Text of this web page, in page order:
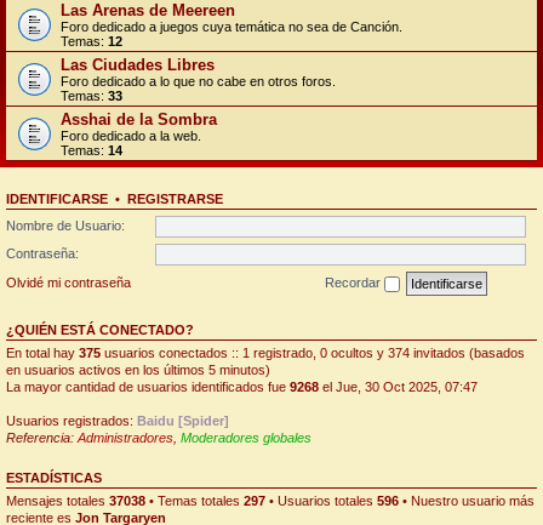
Las Arenas de Meereen
Foro dedicado a juegos cuya temática no sea de Canción.
Temas: 12
Las Ciudades Libres
Foro dedicado a lo que no cabe en otros foros.
Temas: 33
Asshai de la Sombra
Foro dedicado a la web.
Temas: 14
IDENTIFICARSE • REGISTRARSE
Nombre de Usuario:
Contraseña:
Olvidé mi contraseña
Recordar
¿QUIÉN ESTÁ CONECTADO?
En total hay 375 usuarios conectados :: 1 registrado, 0 ocultos y 374 invitados (basados
en usuarios activos en los últimos 5 minutos)
La mayor cantidad de usuarios identificados fue 9268 el Jue, 30 Oct 2025, 07:47
Usuarios registrados: Baidu [Spider]
Referencia: Administradores Moderadores globales
ESTADÍSTICAS
Mensajes totales 37038 • Temas totales 297 • Usuarios totales 596 • Nuestro usuario más
reciente es Jon Targaryen